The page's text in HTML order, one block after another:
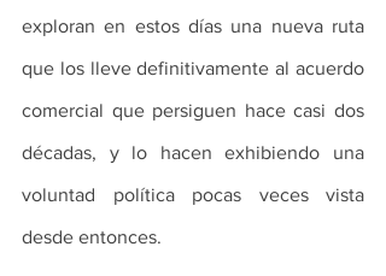
exploran en estos días una nueva ruta
que los lleve definitivamente al acuerdo
comercial que persiguen hace casi dos
décadas, y lo hacen exhibiendo una
voluntad política pocas veces vista
desde entonces.